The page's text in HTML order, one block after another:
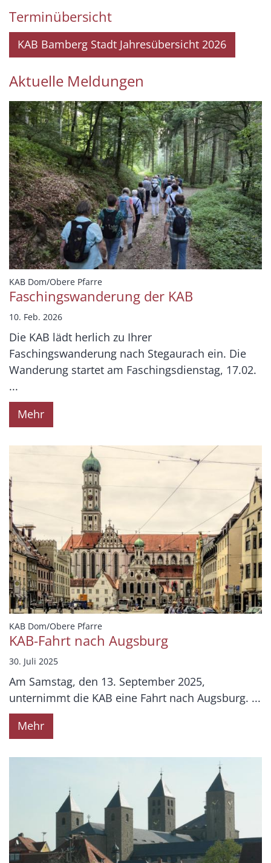
Terminübersicht
KAB Bamberg Stadt Jahresübersicht 2026
Aktuelle Meldungen
KAB Dom/Obere Pfarre:
Faschingswanderung der KAB
10. Feb. 2026
Die KAB lädt herlich zu Ihrer
Faschingswanderung nach Stegaurach ein. Die
Wanderung startet am Faschingsdienstag, 17.02.
...
Mehr
KAB Dom/Obere Pfarre:
KAB-Fahrt nach Augsburg
30. Juli 2025
Am Samstag, den 13. September 2025,
unternimmt die KAB eine Fahrt nach Augsburg. ...
Mehr